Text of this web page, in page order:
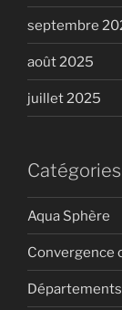
septembre
août 2025
juillet 2025
Catégories
Aqua Sphère
Convergence
Départements